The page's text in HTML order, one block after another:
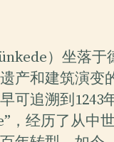
）坐落于
产和建筑演变
可追溯到1243
，经历了从中